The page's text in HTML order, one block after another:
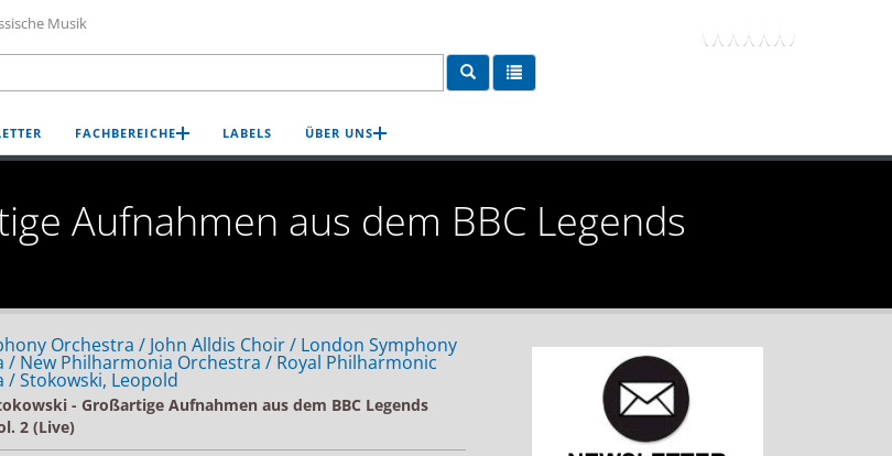
Musik
FACHBEREICHE LABELS ÜBER UNS
Aufnahmen aus dem BBC Legends
Orchestra / John Alldis Choir / London Symphony
/ New Philharmonia Orchestra / Royal Philharmonic
/ Stokowski, Leopold
- Großartige Aufnahmen aus dem BBC Legends
2 (Live)